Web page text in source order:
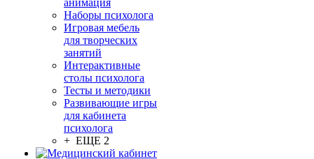
анимация
Наборы психолога
Игровая мебель
для творческих
занятий
Интерактивные
столы психолога
Тесты и методики
Развивающие игры
для кабинета
психолога
+ ЕЩЕ 2